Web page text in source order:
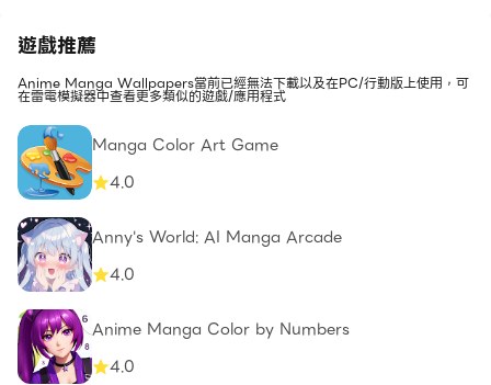
遊戲推薦
Anime Manga Wallpapers當前已經無法下載以及在PC/行動版上使用，可
在雷電模擬器中查看更多類似的遊戲/應用程式
Manga Color Art Game
4.0
Anny's World: AI Manga Arcade
4.0
Anime Manga Color by Numbers
4.0